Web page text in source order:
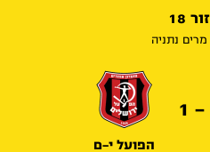
18
מרים נתניה
הפועל י-ם